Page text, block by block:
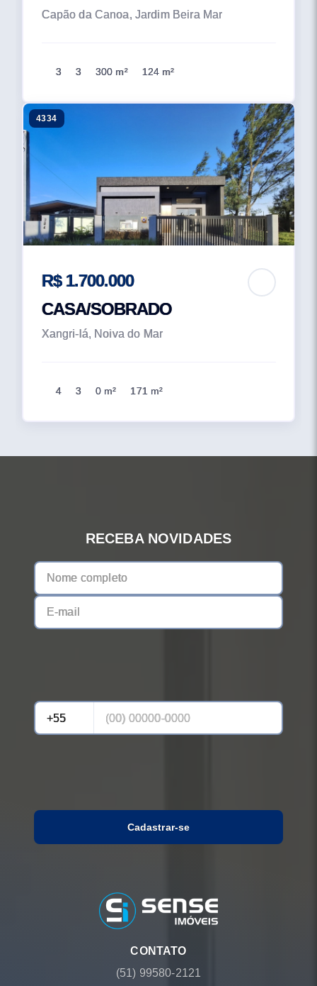
Capão da Canoa, Jardim Beira Mar
3 3 300 m² 124 m²
4334
R$ 1.700.000
CASA/SOBRADO
Xangri-lá, Noiva do Mar
4 3 0 m² 171 m²
RECEBA NOVIDADES
Cadastrar-se
CONTATO
(51) 99580-2121